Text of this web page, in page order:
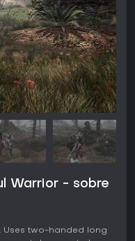
Warrior - sobre
Uses two-handed long